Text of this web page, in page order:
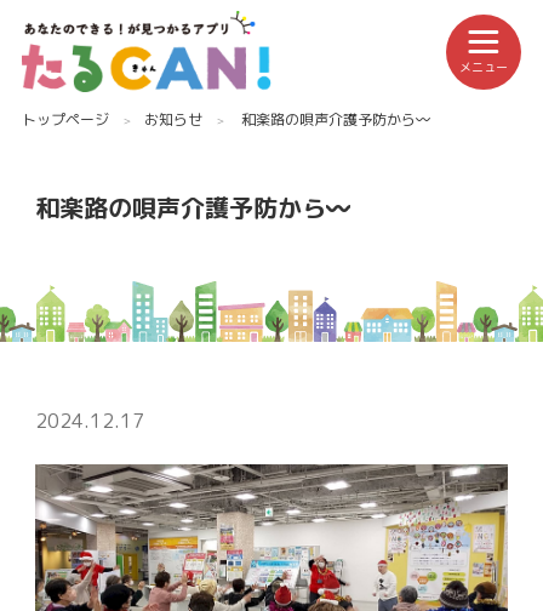
トップページ お知らせ 和楽路の唄声介護予防から〰️
和楽路の唄声介護予防から〰️
2024.12.17
メニュー